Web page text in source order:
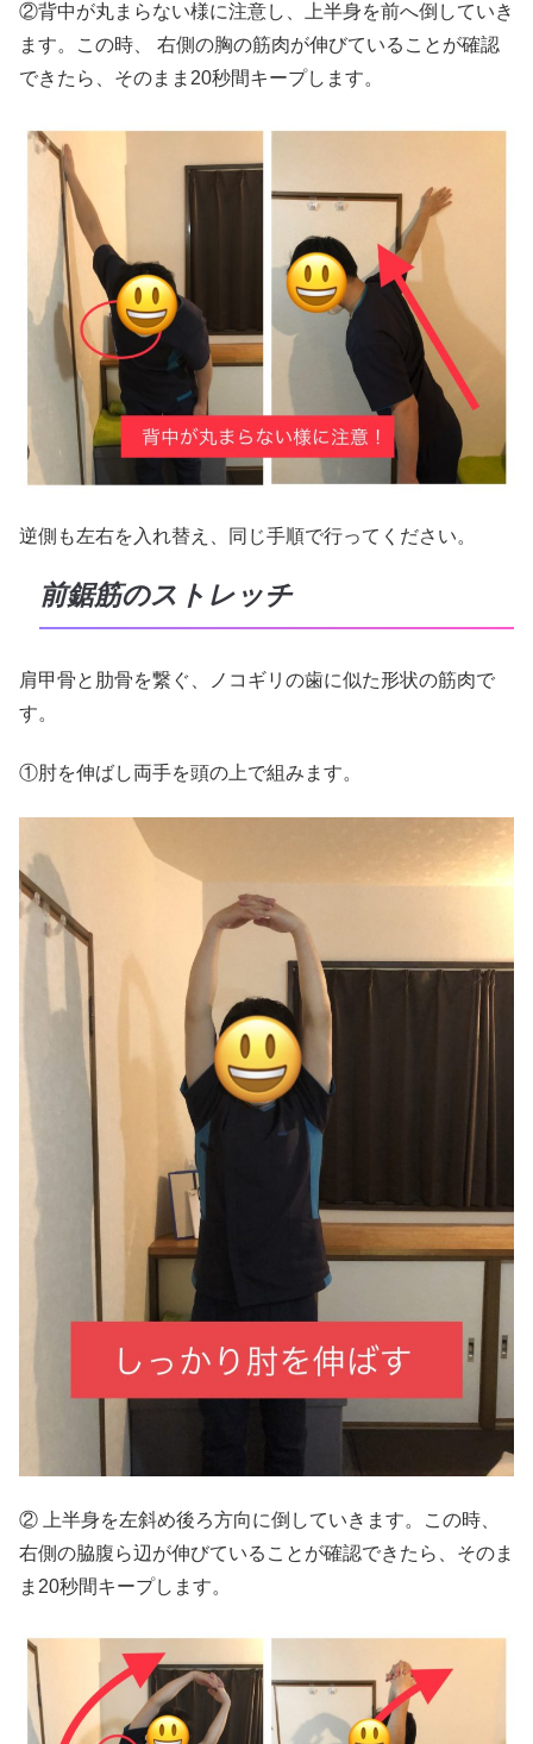
②背中が丸まらない様に注意し、上半身を前へ倒していき
ます。この時、 右側の胸の筋肉が伸びていることが確認
できたら、そのまま20秒間キープします。
逆側も左右を入れ替え、同じ手順で行ってください。
前鋸筋のストレッチ
肩甲骨と肋骨を繋ぐ、ノコギリの歯に似た形状の筋肉で
す。
①肘を伸ばし両手を頭の上で組みます。
② 上半身を左斜め後ろ方向に倒していきます。この時、
右側の脇腹ら辺が伸びていることが確認できたら、そのま
ま20秒間キープします。